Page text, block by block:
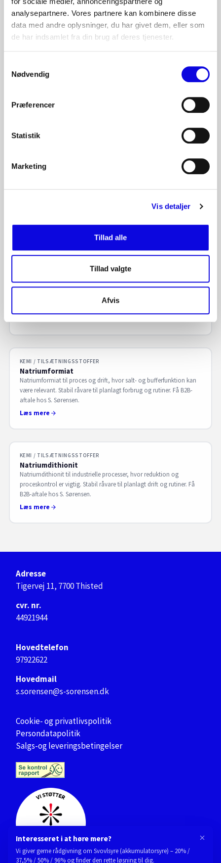
analysepartnere. Vores partnere kan kombinere disse
data med andre oplysninger, du har givet dem, eller som
de har indsamlet fra din brug af deres tjenester.
Nødvendig
Præferencer
Statistik
Marketing
Vis detaljer
Tillad alle
Tillad valgte
Afvis
Hvis svovlsyre indgår i jeres proces eller tekniske
rutiner, hjælper S. Sørensen med at afklare
koncentration og leverance, så det passer til jeres
SE ALLE
KEMI / TILSÆTNINGSSTOFFER
Polymer
KEMI / TILSÆTNINGSSTOFFER
Citronsyre flydende og fastform – Teknisk og Food
Citronsyre i flydende og fast form (Teknisk og Food grade Kina og
EU kvalitet – E330) til syrestyring i proces og fødevarer. Få B2B-aftale
KEMI / TILSÆTNINGSSTOFFER
Natriumformiat
Natriumformiat til proces og drift, hvor salt- og bufferfunktion kan
være relevant. Stabil råvare til planlagt forbrug og rutiner. Få B2B-
aftale hos S. Sørensen.
Læs mere
KEMI / TILSÆTNINGSSTOFFER
Natriumdithionit
Natriumdithionit til industrielle processer, hvor reduktion og
proceskontrol er vigtig. Stabil råvare til planlagt drift og rutiner. Få
B2B-aftale hos S. Sørensen.
Læs mere
Interesseret i at høre mere?
Vi giver gerne rådgivning om Svovlsyre (akkumulatorsyre) – 20% /
37,5% / 50% / 96% og finder den rette løsning til dig.
Adresse
Tigervej 11, 7700 Thisted
cvr. nr.
44921944
Hovedtelefon
97922622
Hovedmail
s.sorensen@s-sorensen.dk
Cookie- og privatlivspolitik
Persondatapolitik
Salgs-og leveringsbetingelser